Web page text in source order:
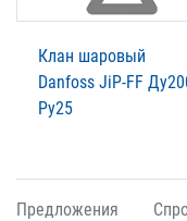
Клан шаровый
Danfoss JiP-FF
Ру25
Предложения